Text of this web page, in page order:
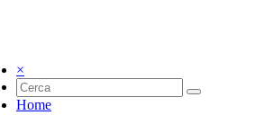
×
Home